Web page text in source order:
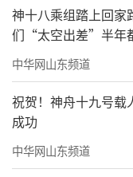
神十八乘组踏上回家
们“太空出差”半年
中华网山东频道
祝贺！神舟十九号载
成功
中华网山东频道